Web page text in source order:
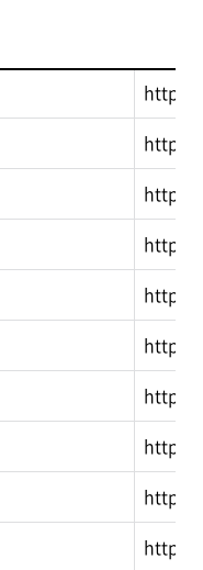
http://
http://
http://
http://
http://
http://
http://
http://
http://
http://